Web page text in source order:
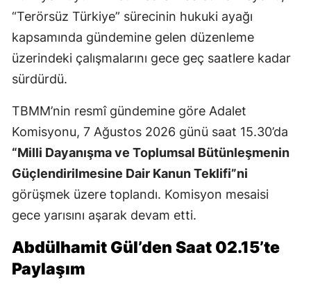
“Terörsüz Türkiye” sürecinin hukuki ayağı
kapsamında gündemine gelen düzenleme
üzerindeki çalışmalarını gece geç saatlere kadar
sürdürdü.
TBMM’nin resmî gündemine göre Adalet
Komisyonu, 7 Ağustos 2026 günü saat 15.30’da
“Milli Dayanışma ve Toplumsal Bütünleşmenin
Güçlendirilmesine Dair Kanun Teklifi”ni
görüşmek üzere toplandı. Komisyon mesaisi
gece yarısını aşarak devam etti.
Abdülhamit Gül’den Saat 02.15’te
Paylaşım